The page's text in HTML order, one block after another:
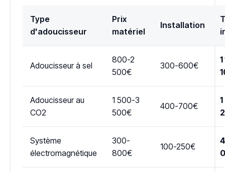
Type
d'adoucisseur
Prix
matériel
Installation
Adoucisseur à sel
800-2
500€
300-600€
Adoucisseur au
CO2
1 500-3
500€
400-700€
Système
électromagnétique
300-
800€
100-250€